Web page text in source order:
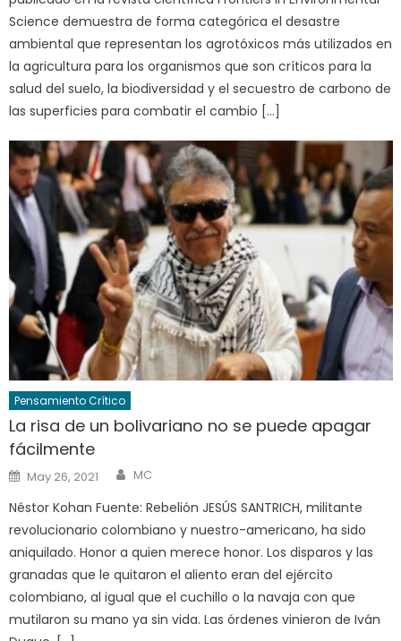
Science demuestra de forma categórica el desastre
ambiental que representan los agrotóxicos más utilizados en
la agricultura para los organismos que son críticos para la
salud del suelo, la biodiversidad y el secuestro de carbono de
las superficies para combatir el cambio […]
Pensamiento Crítico
La risa de un bolivariano no se puede apagar
fácilmente
Posted
on
May 26, 2021 Author
MC
Néstor Kohan Fuente: Rebelión JESÚS SANTRICH, militante
revolucionario colombiano y nuestro-americano, ha sido
aniquilado. Honor a quien merece honor. Los disparos y las
granadas que le quitaron el aliento eran del ejército
colombiano, al igual que el cuchillo o la navaja con que
mutilaron su mano ya sin vida. Las órdenes vinieron de Iván